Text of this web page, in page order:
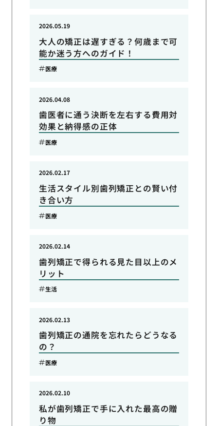
大人の矯正は遅すぎる？何歳まで可
能か迷う方へのガイド！
2026.05.19
医療
歯医者に通う決断を左右する費用対
効果と納得感の正体
2026.04.08
医療
生活スタイル別歯列矯正との賢い付
き合い方
2026.02.17
医療
歯列矯正で得られる見た目以上のメ
リット
2026.02.14
生活
歯列矯正の通院を忘れたらどうなる
の？
2026.02.13
医療
私が歯列矯正で手に入れた最高の贈
り物
2026.02.10